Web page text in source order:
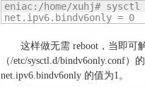
eniac:/home/xuhj#
net.ipv6.bindv6only = 0
这样做无需 reboot，当即可
（/etc/sysctl.d/bindv6only.conf
net.ipv6.bindv6only 的值为1。